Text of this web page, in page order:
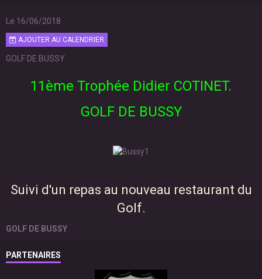
Le 16/06/2018
AJOUTER AU CALENDRIER
GOLF DE BUSSY
11ème Trophée Didier COTINET.
GOLF DE BUSSY
Suivi d'un repas au nouveau restaurant du
Golf.
GOLF DE BUSSY
PARTENAIRES